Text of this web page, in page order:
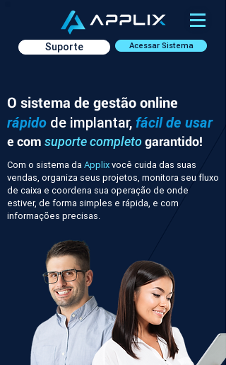
Acessar Sistema
Suporte
O sistema de gestão online
rápido de implantar, fácil de usar
e com suporte completogarantido!
Com o sistema daApplixvocê cuida das suas
vendas, organiza seus projetos, monitora seu fluxo
de caixa e coordena sua operação de onde
estiver, de forma simples e rápida, e com
informações precisas.